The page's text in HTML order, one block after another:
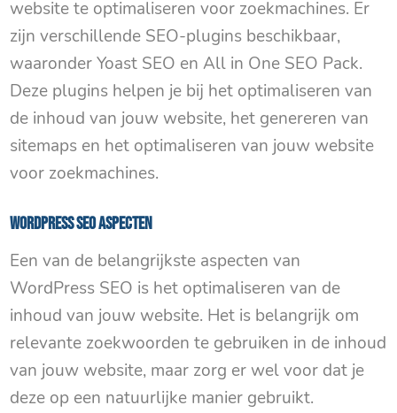
website te optimaliseren voor zoekmachines. Er
zijn verschillende SEO-plugins beschikbaar,
waaronder Yoast SEO en All in One SEO Pack.
Deze plugins helpen je bij het optimaliseren van
de inhoud van jouw website, het genereren van
sitemaps en het optimaliseren van jouw website
voor zoekmachines.
WordPress SEO aspecten
Een van de belangrijkste aspecten van
WordPress SEO is het optimaliseren van de
inhoud van jouw website. Het is belangrijk om
relevante zoekwoorden te gebruiken in de inhoud
van jouw website, maar zorg er wel voor dat je
deze op een natuurlijke manier gebruikt.